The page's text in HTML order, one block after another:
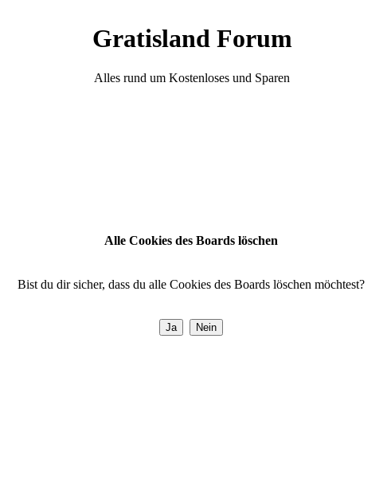
Gratisland Forum
Alles rund um Kostenloses und Sparen
Alle Cookies des Boards löschen
Bist du dir sicher, dass du alle Cookies des Boards löschen möchtest?